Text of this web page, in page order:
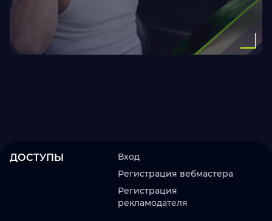
ДОСТУПЫ
Вход
Регистрация вебмастера
Регистрация
рекламодателя